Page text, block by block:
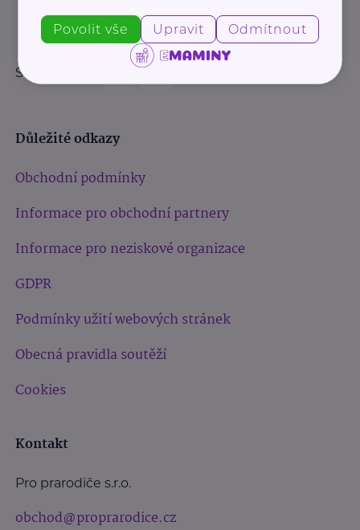
Sledujte nás:
Důležité odkazy
Obchodní podmínky
Informace pro obchodní partnery
Informace pro neziskové organizace
GDPR
Podmínky užití webových stránek
Obecná pravidla soutěží
Cookies
Kontakt
Pro prarodiče s.r.o.
obchod@proprarodice.cz
Povolit vše Upravit Odmítnout